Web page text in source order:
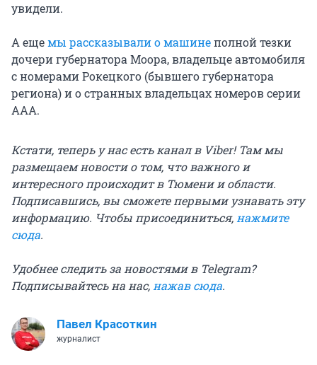
увидели.
А ещемы рассказывали о машинеполной тезки
дочери губернатора Моора, владельце автомобиля
с номерами Рокецкого (бывшего губернатора
региона) и о странных владельцах номеров серии
ААА.
Кстати, теперь у нас есть канал в Viber! Там мы
размещаем новости о том, что важного и
интересного происходит в Тюмени и области.
Подписавшись, вы сможете первыми узнавать эту
информацию. Чтобы присоединиться,нажмите
сюда.
Удобнее следить за новостями в Telegram?
Подписывайтесь на нас,нажав сюда.
Павел Красоткин
журналист